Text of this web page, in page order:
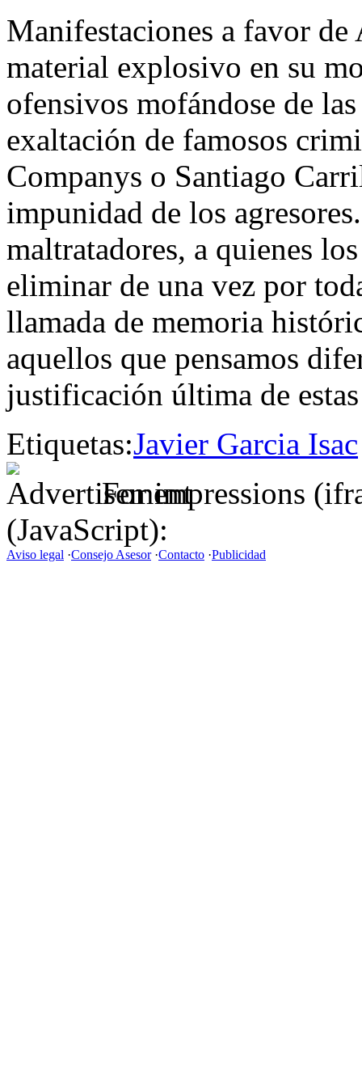
Manifestaciones a favor
material explosivo en su
ofensivos mofándose de
exaltación de famosos
Companys o Santiago
impunidad de los
maltratadores, a quienes
eliminar de una vez por
llamada de memoria
aquellos que pensamos
justificación última de
Etiquetas:Javier Garcia Isac
For impressions
(JavaScript):
Aviso legal ·Consejo Asesor·Contacto ·Publicidad